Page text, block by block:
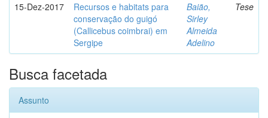
15-Dez-2017
Recursos e habitats para
conservação do guigó
(Callicebus coimbrai) em
Sergipe
Baião,
Sirley
Almeida
Adelino
Tese
Busca facetada
Assunto